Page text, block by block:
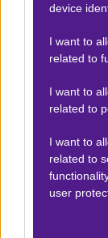
device
I want to
related to
I want to
related to
I want to
related to
user
Κουπόνι